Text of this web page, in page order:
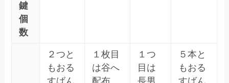
鍵
個
数
２つと
もおる
１枚目
は谷へ
１つ
目は
５本と
もおる